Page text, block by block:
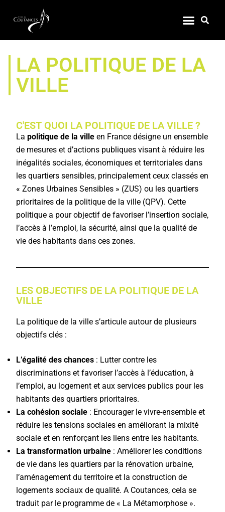
LA POLITIQUE DE LA
VILLE
C'EST QUOI LA POLITIQUE DE LA VILLE ?
Lapolitique de la ville en France désigne un ensemble
de mesures et d’actions publiques visant à réduire les
inégalités sociales, économiques et territoriales dans
les quartiers sensibles, principalement ceux classés en
« Zones Urbaines Sensibles » (ZUS) ou les quartiers
prioritaires de la politique de la ville (QPV). Cette
politique a pour objectif de favoriser l’insertion sociale,
l’accès à l’emploi, la sécurité, ainsi que la qualité de
vie des habitants dans ces zones.
LES OBJECTIFS DE LA POLITIQUE DE LA
VILLE
La politique de la ville s’articule autour de plusieurs
objectifs clés :
L’égalité des chances : Lutter contre les
discriminations et favoriser l’accès à l’éducation, à
l’emploi, au logement et aux services publics pour les
habitants des quartiers prioritaires.
La cohésion sociale : Encourager le vivre-ensemble et
réduire les tensions sociales en améliorant la mixité
sociale et en renforçant les liens entre les habitants.
La transformation urbaine : Améliorer les conditions
de vie dans les quartiers par la rénovation urbaine,
l’aménagement du territoire et la construction de
logements sociaux de qualité. A Coutances, cela se
traduit par le programme de « La Métamorphose ».